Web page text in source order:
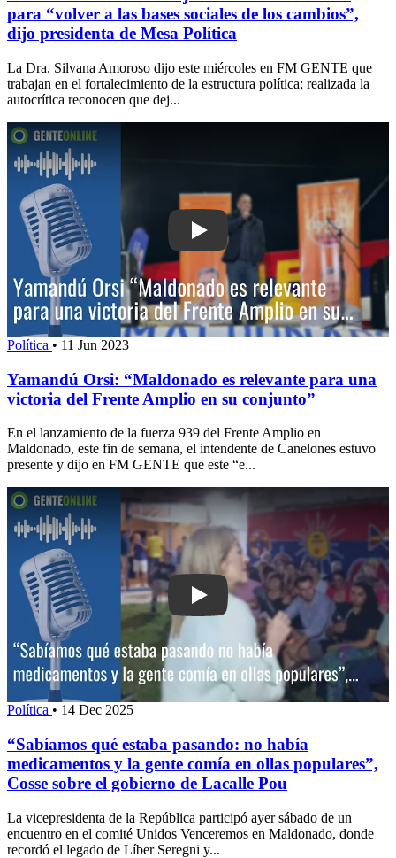
para “volver a las bases sociales de los cambios”,
dijo presidenta de Mesa Política
La Dra. Silvana Amoroso dijo este miércoles en FM GENTE que
trabajan en el fortalecimiento de la estructura política; realizada la
autocrítica reconocen que dej...
Play: Yamandú Orsi: “Maldonado es
Política • 11 Jun 2023
Yamandú Orsi: “Maldonado es relevante para una
victoria del Frente Amplio en su conjunto”
En el lanzamiento de la fuerza 939 del Frente Amplio en
Maldonado, este fin de semana, el intendente de Canelones estuvo
presente y dijo en FM GENTE que este “e...
Play: “Sabíamos qué estaba
Política • 14 Dec 2025
“Sabíamos qué estaba pasando: no había
medicamentos y la gente comía en ollas populares”,
Cosse sobre el gobierno de Lacalle Pou
La vicepresidenta de la República participó ayer sábado de un
encuentro en el comité Unidos Venceremos en Maldonado, donde
recordó el legado de Líber Seregni y...